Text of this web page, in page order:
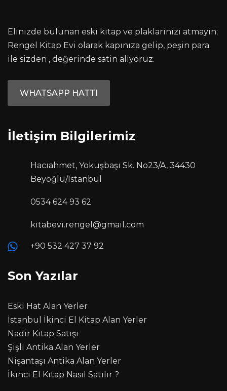
Elinizde bulunan eski kitap ve plaklarinizi atmayin;
Rengel Kitap Evi olarak kapınıza gelip, peşin para
ile sizden , değerinde satin aliyoruz.
WHATSAPP HATTI
İletişim Bilgilerimiz
Hacıahmet, Yokuşbaşı Sk. No23/A, 34430
Beyoğlu/İstanbul
0534 624 93 62
kitabevi.rengel@gmail.com
+90 532 427 37 92
Son Yazılar
Eski Hat Alan Yerler
İstanbul İkinci El Kitap Alan Yerler
Nadir Kitap Satışı
Şişli Antika Alan Yerler
Nişantaşı Antika Alan Yerler
İkinci El Kitap Nasıl Satılır ?